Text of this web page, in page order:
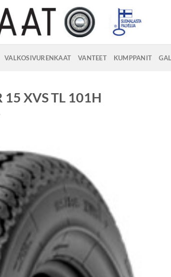
VALKOSIVURENKAAT VANTEET KUMPPANIT
XVS TL 101H